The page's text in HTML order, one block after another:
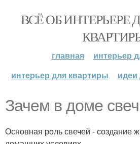
ВСЁ ОБ ИНТЕРЬЕРЕ
главная
интерьер
интерьер для квартиры
идеи
Зачем в доме
Основная роль свечей - создание